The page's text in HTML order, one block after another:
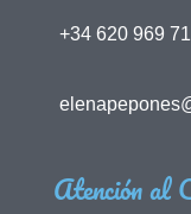
+34 620 969
Atención al